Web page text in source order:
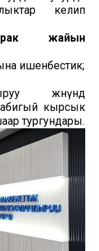
келип
жайын
ишенбестик;
жөнүндө
кырсык
тургундары.